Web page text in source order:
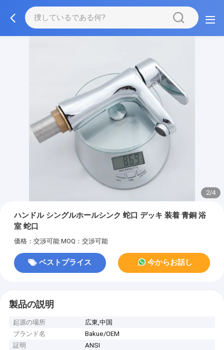
2/4
ハンドル シングルホールシンク 蛇口 デッキ 装着 青銅 浴
室 蛇口
価格：交渉可能 MOQ：交渉可能
ベストプライス 今からお話し
製品の説明
起源の場所
広東,中国
ブランド名
Bakue/OEM
証明
ANSI